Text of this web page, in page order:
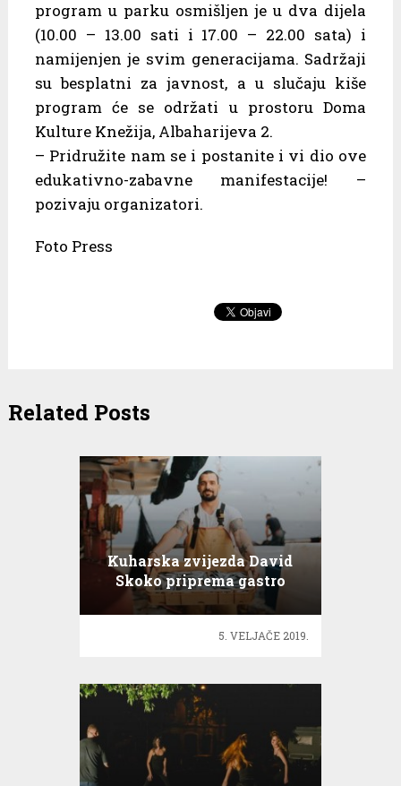
program u parku osmišljen je u dva dijela
(10.00 – 13.00 sati i 17.00 – 22.00 sata) i
namijenjen je svim generacijama. Sadržaji
su besplatni za javnost, a u slučaju kiše
program će se održati u prostoru Doma
Kulture Knežija, Albaharijeva 2.
– Pridružite nam se i postanite i vi dio ove
edukativno-zabavne manifestacije! –
pozivaju organizatori.
Foto Press
Related Posts
Kuharska zvijezda David
Skoko priprema gastro
spektakl
5. VELJAČE 2019.